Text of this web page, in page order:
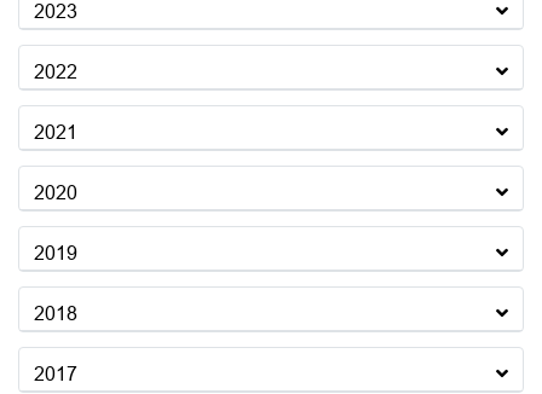
2023
2022
2021
2020
2019
2018
2017